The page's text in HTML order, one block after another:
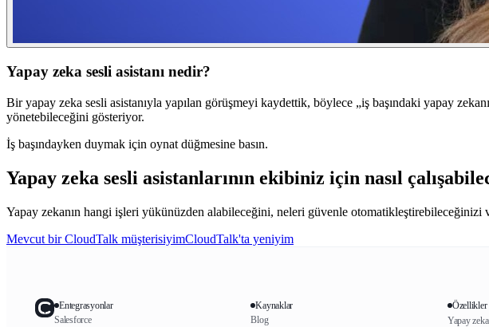
Yapay zeka sesli asistanı nedir?
Bir yapay zeka sesli asistanıyla yapılan görüşmeyi kaydettik, böylece „iş başındaki yapay
yönetebileceğini gösteriyor.
İş başındayken duymak için oynat düğmesine basın.
Yapay zeka sesli asistanlarının ekibiniz için nasıl
Yapay zekanın hangi işleri yükünüzden alabileceğini, neleri güvenle otomatikleştirebileceğinizi
Mevcut bir CloudTalk müşterisiyimCloudTalk'ta yeniyim
Entegrasyonlar
Salesforce
Kaynaklar
Blog
Özellikler
Yapay